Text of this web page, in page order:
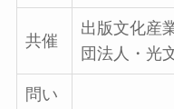
共催
出版文化産
団法人・光
問い